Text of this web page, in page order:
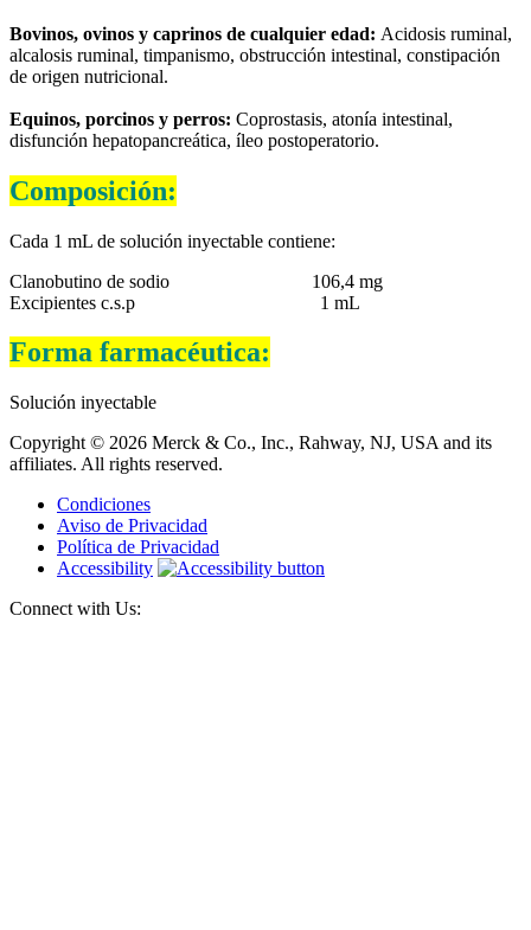
Bovinos, ovinos y caprinos de cualquier edad: Acidosis ruminal,
alcalosis ruminal, timpanismo, obstrucción intestinal, constipación
de origen nutricional.
Equinos, porcinos y perros: Coprostasis, atonía intestinal,
disfunción hepatopancreática, íleo postoperatorio.
Composición:
Cada 1 mL de solución inyectable contiene:
Clanobutino de sodio 106,4 mg
Excipientes c.s.p 1 mL
Forma farmacéutica:
Solución inyectable
Copyright © 2026 Merck & Co., Inc., Rahway, NJ, USA and its
affiliates. All rights reserved.
Condiciones
Aviso de Privacidad
Política de Privacidad
Accessibility
Connect with Us: